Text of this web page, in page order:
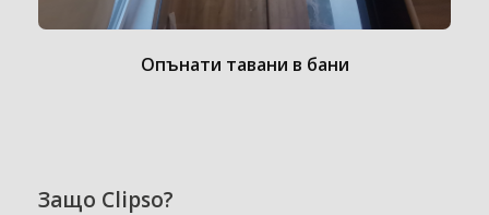
Опънати тавани в бани
Защо Clipso?